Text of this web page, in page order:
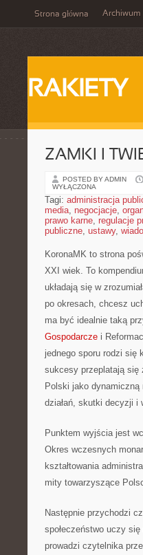
Strona główna Archiwum
RAKIETY
ZAMKI I
POSTED BY ADMIN
WYŁĄCZONA
Tagi: administracja
media, negocjacje,
prawo karne, regulacje
publiczne, ustawy,
KoronaMK to strona
XXI wiek. To
układają się w
po okresach, chcesz
ma być idealnie taką
Gospodarcze i
jednego sporu rodzi się
sukcesy przeplatają się
Polski jako
działań, skutki decyzji i
Punktem wyjścia jest
Okres wczesnych
kształtowania
mity towarzyszące
Następnie przychodzi
społeczeństwo uczy
prowadzi czytelnika